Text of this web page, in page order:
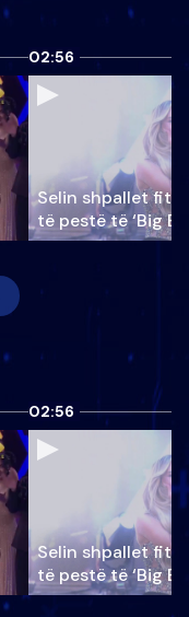
02:56
Selin shpallet
të pestë të ‘Big
02:56
Selin shpallet
të pestë të ‘Big